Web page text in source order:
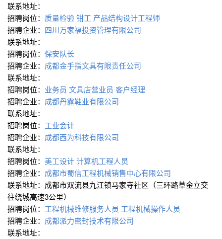
联系地址：
招聘岗位： 质量检验钳工 产品结构设计工程师
招聘企业： 四川万家福投资管理有限公司
联系地址：
招聘岗位： 保安队长
招聘企业： 成都金手指文具有限责任公司
联系地址：
招聘岗位： 业务员 文具店营业员 客户经理
招聘企业： 成都丹露鞋业有限公司
联系地址：
招聘岗位： 工业会计
招聘企业： 成都西为科技有限公司
联系地址：
招聘岗位： 美工设计计算机工程人员
招聘企业： 成都市蜀信工程机械销售中心有限公司
联系地址：成都市双流县九江镇马家寺社区（三环路草金立交
往绕城高速3公里）
招聘岗位： 工程机械维修服务人员 工程机械操作人员
招聘企业： 成都派力密封技术有限公司
联系地址：